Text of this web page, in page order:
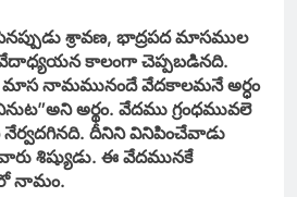
శ్రావణ, భాద్రపద మాసముల
కాలంగా చెప్పబడినది.
మాస నామమునందే వేదకాలమనే అర్ధం
అర్థం. వేదము గ్రంధమువలె
దీనిని వినిపించేవాడు
వారు శిష్యుడు. ఈ వేదమునకే
నామం.